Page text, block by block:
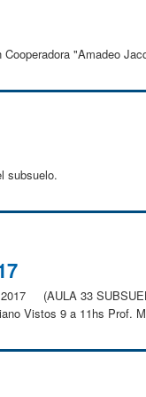
"Amadeo
subsuelo.
(AULA 33
Vistos 9 a 11hs Prof.